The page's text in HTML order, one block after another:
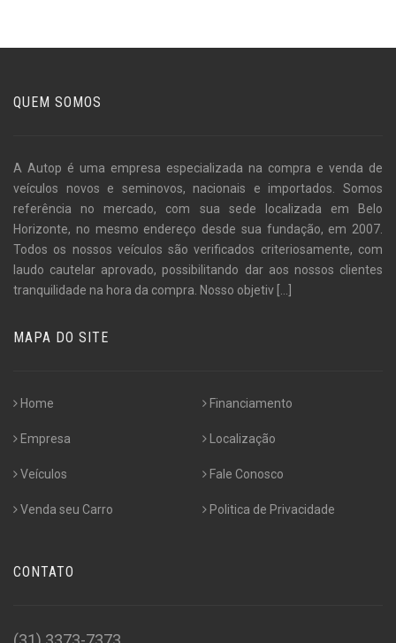
QUEM SOMOS
A Autop é uma empresa especializada na compra e venda de
veículos novos e seminovos, nacionais e importados. Somos
referência no mercado, com sua sede localizada em Belo
Horizonte, no mesmo endereço desde sua fundação, em 2007.
Todos os nossos veículos são verificados criteriosamente, com
laudo cautelar aprovado, possibilitando dar aos nossos clientes
tranquilidade na hora da compra. Nosso objetiv
MAPA DO SITE
Home
Empresa
Veículos
Venda seu Carro
Financiamento
Localização
Fale Conosco
Politica de Privacidade
CONTATO